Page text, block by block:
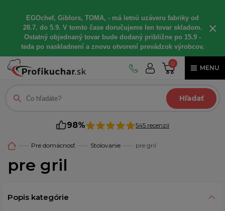
EGOchef, Giblors, TOMA, - má letnú uzáveru fabriky od
28.7. do 5.9. V tomto čase doručujeme len tovar skladom.
Ostatný objednaný tovar bude dodaný približne po 15.9 -
teda po naskladnení a znovu otvorení prevádzok výrobcov.
×
0
MENU
Hľadať
98% 545 recenzií
Pre domácnosť Stolovanie pre gril
pre gril
Popis kategórie